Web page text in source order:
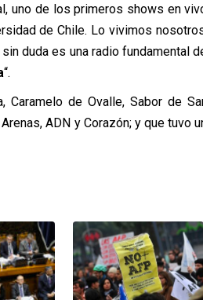
uno de los primeros shows en
de Chile. Lo vivimos
duda es una radio fundamental
“.
de Ovalle, Sabor de
ADN y Corazón; y que tuvo